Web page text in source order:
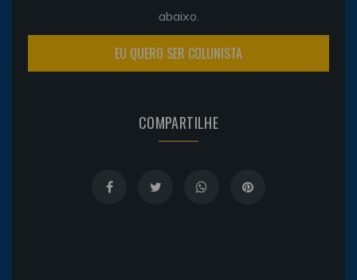
abaixo.
EU QUERO SER COLUNISTA
COMPARTILHE